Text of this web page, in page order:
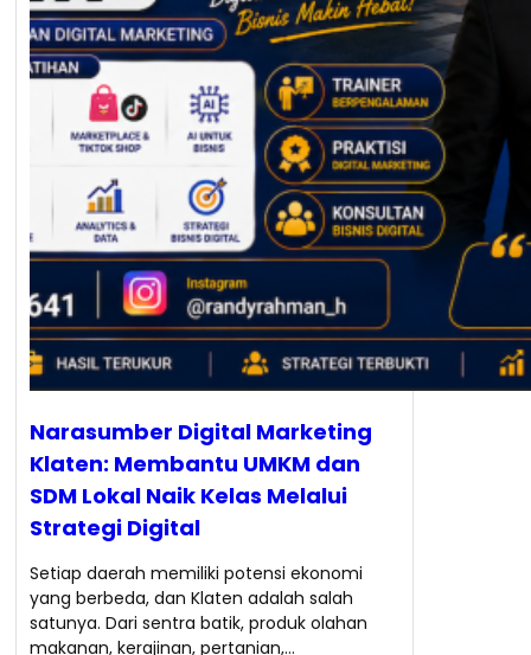
Narasumber Digital Marketing
Klaten: Membantu UMKM dan
SDM Lokal Naik Kelas Melalui
Strategi Digital
Setiap daerah memiliki potensi ekonomi
yang berbeda, dan Klaten adalah salah
satunya. Dari sentra batik, produk olahan
makanan, kerajinan, pertanian,…